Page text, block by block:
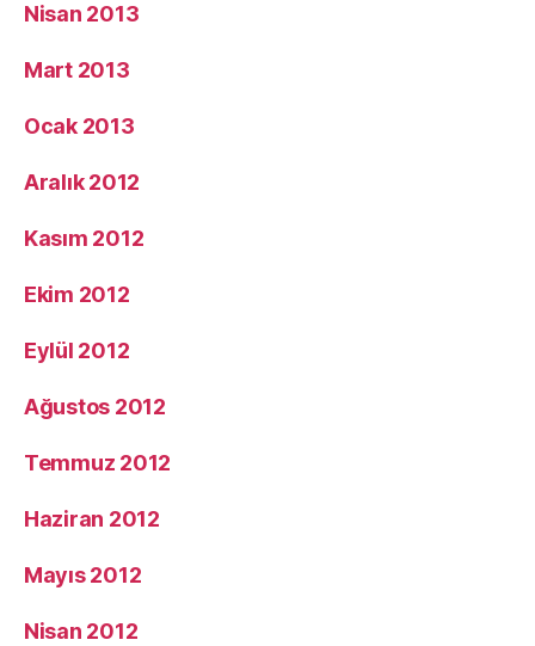
Nisan 2013
Mart 2013
Ocak 2013
Aralık 2012
Kasım 2012
Ekim 2012
Eylül 2012
Ağustos 2012
Temmuz 2012
Haziran 2012
Mayıs 2012
Nisan 2012